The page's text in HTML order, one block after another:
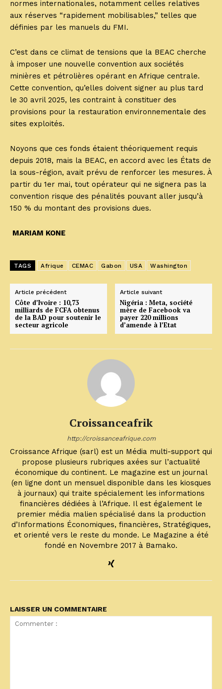
normes internationales, notamment celles relatives
aux réserves “rapidement mobilisables,” telles que
définies par les manuels du FMI.
C’est dans ce climat de tensions que la BEAC cherche
à imposer une nouvelle convention aux sociétés
minières et pétrolières opérant en Afrique centrale.
Cette convention, qu’elles doivent signer au plus tard
le 30 avril 2025, les contraint à constituer des
provisions pour la restauration environnementale des
sites exploités.
Noyons que ces fonds étaient théoriquement requis
depuis 2018, mais la BEAC, en accord avec les États de
la sous-région, avait prévu de renforcer les mesures. À
partir du 1er mai, tout opérateur qui ne signera pas la
convention risque des pénalités pouvant aller jusqu’à
150 % du montant des provisions dues.
MARIAM KONE
TAGS Afrique CEMAC Gabon USA Washington
Article précédent
Côte d’Ivoire : 10,73
milliards de FCFA obtenus
de la BAD pour soutenir le
secteur agricole
Article suivant
Nigéria : Meta, société
mère de Facebook va
payer 220 millions
d’amende à l’Etat
Croissanceafrik
http://croissanceafrique.com
Croissance Afrique (sarl) est un Média multi-support qui
propose plusieurs rubriques axées sur l’actualité
économique du continent. Le magazine est un journal
(en ligne dont un mensuel disponible dans les kiosques
à journaux) qui traite spécialement les informations
financières dédiées à l’Afrique. Il est également le
premier média malien spécialisé dans la production
d’Informations Économiques, financières, Stratégiques,
et orienté vers le reste du monde. Le Magazine a été
fondé en Novembre 2017 à Bamako.
LAISSER UN COMMENTAIRE